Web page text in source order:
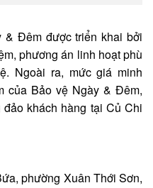
& Đêm được triển khai bởi
phương án linh hoạt phù
Ngoài ra, mức giá minh
của Bảo vệ Ngày & Đêm,
khách hàng tại Củ Chi
phường Xuân Thới Sơn,